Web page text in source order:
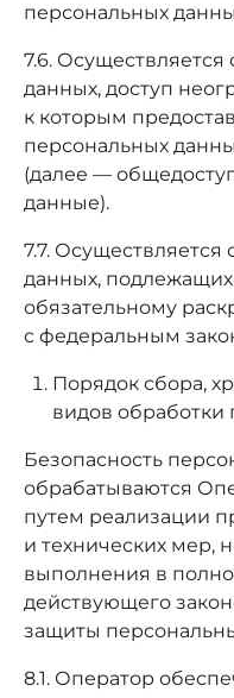
персональных
7.6.
данных, доступ
к которым
персональных
(далее —
данные).
7.7.
данных,
обязательному
с федеральным
Порядок сбора,
видов обработки
Безопасность
обрабатываются
путем реализации
и технических мер,
выполнения в
действующего
защиты
8.1. Оператор